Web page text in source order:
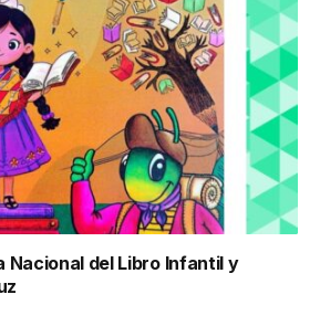
Nacional del Libro Infantil y